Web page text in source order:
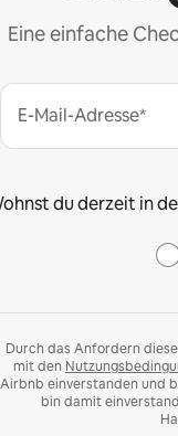
Eine einfache
E-Mail-Adresse*
du derzeit in
Durch das Anfordern
mit den
Airbnb einverstanden und
bin damit